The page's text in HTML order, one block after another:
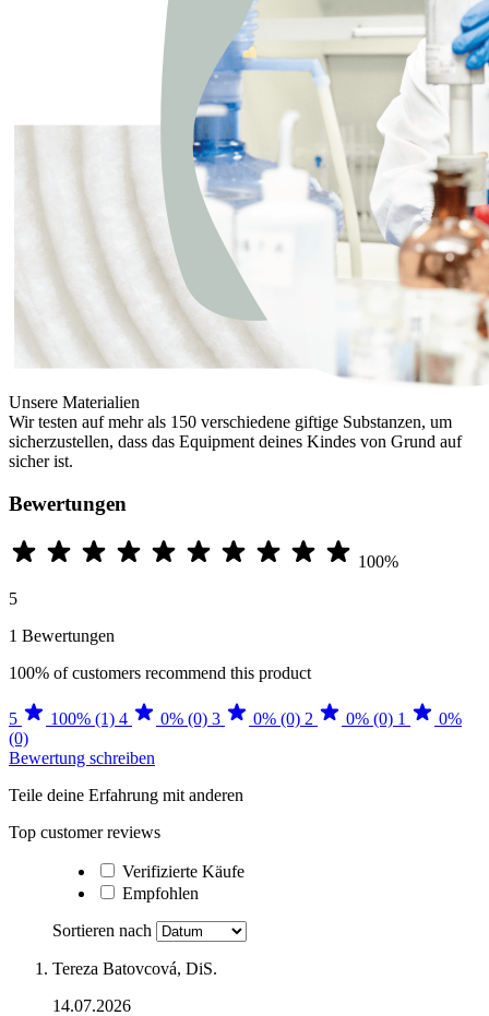
Unsere Materialien
Wir testen auf mehr als 150 verschiedene giftige Substanzen, um
sicherzustellen, dass das Equipment deines Kindes von Grund auf
sicher ist.
Bewertungen
100%
5
1 Bewertungen
100% of customers recommend this product
5 100% (1) 4 0% (0) 3 0% (0) 2 0% (0) 1
0%
(0)
Bewertung schreiben
Teile deine Erfahrung mit anderen
Top customer reviews
Verifizierte Käufe
Empfohlen
Sortieren nach
Tereza Batovcová, DiS.
14.07.2026